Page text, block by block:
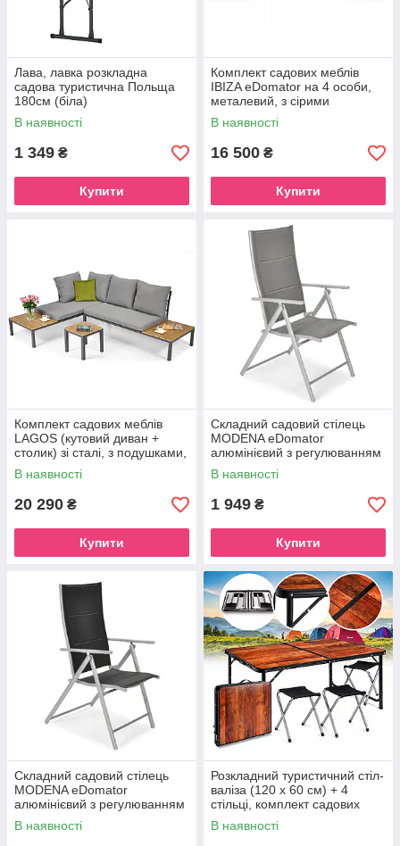
Лава, лавка розкладна
садова туристична Польща
180см (біла)
В наявності
1 349 ₴
Купити
Комплект садових меблів
IBIZA eDomator на 4 особи,
металевий, з сірими
подушками (Польща)
В наявності
16 500 ₴
Купити
Комплект садових меблів
LAGOS (кутовий диван +
столик) зі сталі, з подушками,
Сірий (Польща)
В наявності
20 290 ₴
Купити
Складний садовий стілець
MODENA eDomator
алюмінієвий з регулюванням
спинки, Срібний (Польща)
В наявності
1 949 ₴
Купити
Складний садовий стілець
MODENA eDomator
алюмінієвий з регулюванням
спинки, Срібно-чорний
(Польща)
В наявності
Розкладний туристичний стіл-
валіза (120 х 60 см) + 4
стільці, комплект садових
меблів, Коричневий (імітація
дерева)
В наявності